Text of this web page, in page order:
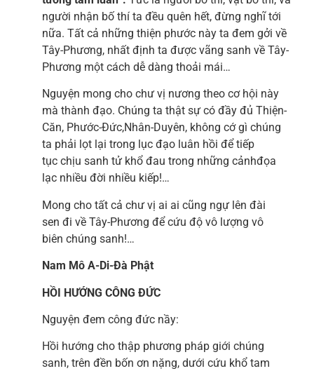
người nhận bố thí ta đều quên hết, đừng nghĩ tới
nữa. Tất cả những thiện phước này ta đem gởi về
Tây-Phương, nhất định ta được vãng sanh về Tây-
Phương một cách dễ dàng thoải mái…
Nguyện mong cho chư vị nương theo cơ hội này
mà thành đạo. Chúng ta thật sự có đầy đủ Thiện-
Căn, Phước-Đức,Nhân-Duyên, không cớ gì chúng
ta phải lọt lại trong lục đạo luân hồi để tiếp
tục chịu sanh tử khổ đau trong những cảnhđọa
lạc nhiều đời nhiều kiếp!…
Mong cho tất cả chư vị ai ai cũng ngự lên đài
sen đi về Tây-Phương để cứu độ vô lượng vô
biên chúng sanh!…
Nam Mô A-Di-Đà Phật
HỒI HƯỚNG CÔNG ĐỨC
Nguyện đem công đức nầy:
Hồi hướng cho thập phương pháp giới chúng
sanh, trên đền bốn ơn nặng, dưới cứu khổ tam